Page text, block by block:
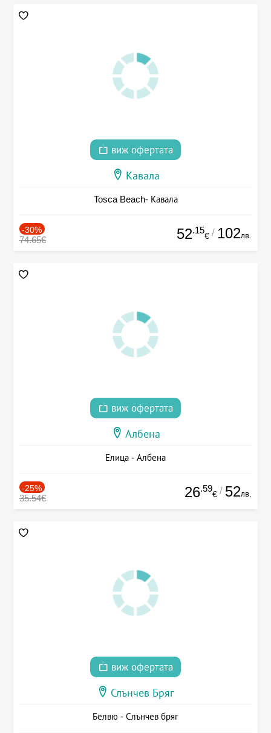
виж офертата
Кавала
Tosca Beach- Кавала
-30%
74.65€ 52.15
€ / 102лв.
виж офертата
Албена
Елица - Албена
-25%
35.54€ 26.59
€ / 52лв.
виж офертата
Слънчев Бряг
Белвю - Слънчев бряг